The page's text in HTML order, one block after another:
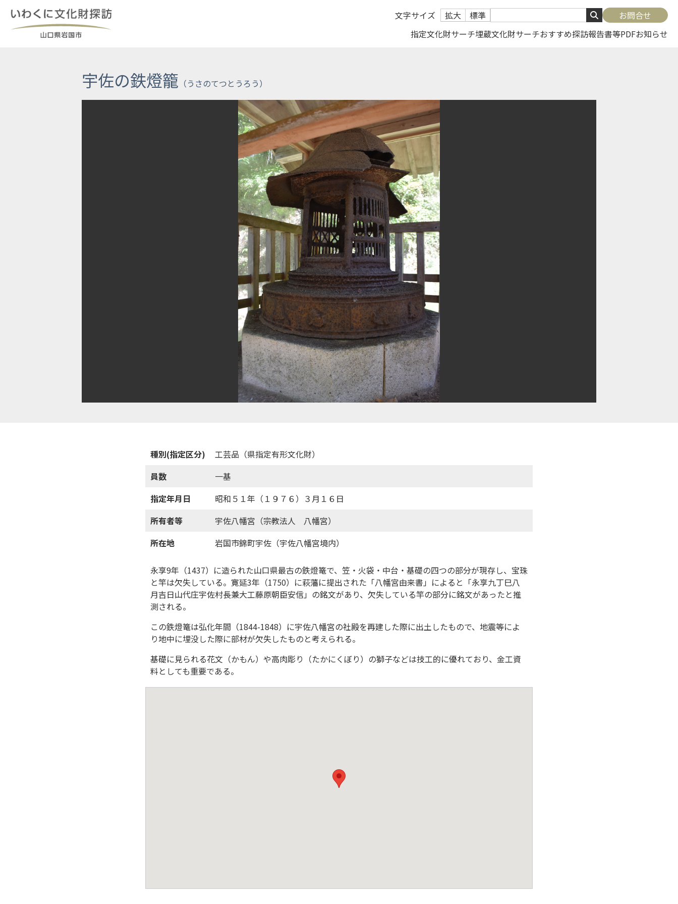
content
文字サイズ 拡大 標準
お問合せ
指定文化財サーチ埋蔵文化財サーチおすすめ探訪報告書等PDFお知らせ
宇佐の鉄燈籠
種別(指定区分)
工芸品（県指定有形文化財）
員数
一基
指定年月日
昭和５１年（１９７６）３月１６日
所有者等
宇佐八幡宮（宗教法人 八幡宮）
所在地
岩国市錦町宇佐（宇佐八幡宮境内）
永享9年（1437）に造られた山口県最古の鉄燈篭で、笠・火袋・中台・基礎の四つの部分が現存し、宝珠
と竿は欠失している。寛延3年（1750）に萩藩に提出された「八幡宮由来書」によると「永享九丁巳八
月吉日山代庄宇佐村長兼大工藤原朝臣安信」の銘文があり、欠失している竿の部分に銘文があったと推
測される。
この鉄燈篭は弘化年間（1844-1848）に宇佐八幡宮の社殿を再建した際に出土したもので、地震等によ
り地中に埋没した際に部材が欠失したものと考えられる。
基礎に見られる花文（かもん）や高肉彫り（たかにくぼり）の獅子などは技工的に優れており、金工資
料としても重要である。